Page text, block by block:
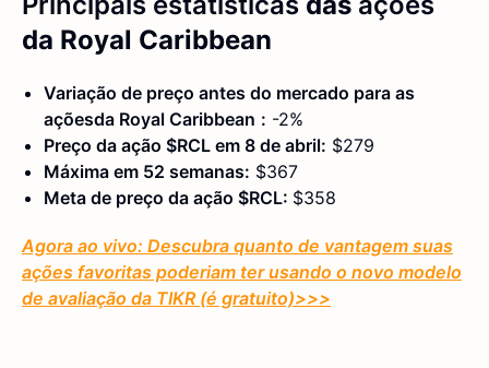
da Royal Caribbean
Variação de preço antes do mercado para as
açõesda Royal Caribbean : -2%
Preço da ação $RCL em 8 de abril: $279
Máxima em 52 semanas: $367
Meta de preço da ação $RCL: $358
Agora ao vivo: Descubra quanto de vantagem suas
ações favoritas poderiam ter usando o novo modelo
de avaliação da TIKR (é gratuito)>>>